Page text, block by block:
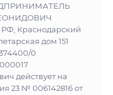
Краснодарский
дом 151
0
действует на
23 № 006142816 от